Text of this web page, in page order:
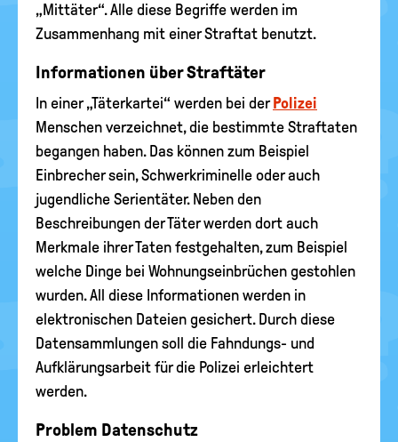
„Mittäter“. Alle diese Begriffe werden im
Zusammenhang mit einer Straftat benutzt.
Informationen über Straftäter
In einer „Täterkartei“ werden bei der Polizei
Menschen verzeichnet, die bestimmte Straftaten
begangen haben. Das können zum Beispiel
Einbrecher sein, Schwerkriminelle oder auch
jugendliche Serientäter. Neben den
Beschreibungen der Täter werden dort auch
Merkmale ihrer Taten festgehalten, zum Beispiel
welche Dinge bei Wohnungseinbrüchen gestohlen
wurden. All diese Informationen werden in
elektronischen Dateien gesichert. Durch diese
Datensammlungen soll die Fahndungs- und
Aufklärungsarbeit für die Polizei erleichtert
werden.
Problem Datenschutz